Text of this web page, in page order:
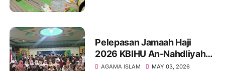
Pelepasan Jamaah Haji
2026 KBIHU An-Nahdliyah
Kota Blitar Berlangsung
AGAMA ISLAM MAY 03, 2026